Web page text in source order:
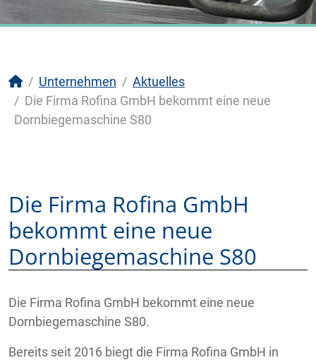
Unternehmen
Aktuelles
Die Firma Rofina GmbH bekommt eine neue
Dornbiegemaschine S80
Die Firma Rofina GmbH
bekommt eine neue
Dornbiegemaschine S80
Die Firma Rofina GmbH bekommt eine neue
Dornbiegemaschine S80.
Bereits seit 2016 biegt die Firma Rofina GmbH in